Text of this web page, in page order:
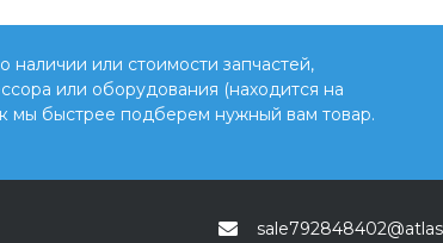
или стоимости запчастей,
или оборудования (находится на
мы быстрее подберем нужный вам товар.